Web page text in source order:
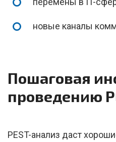
новые каналы
Пошаговая
проведению
PEST-анализ даст